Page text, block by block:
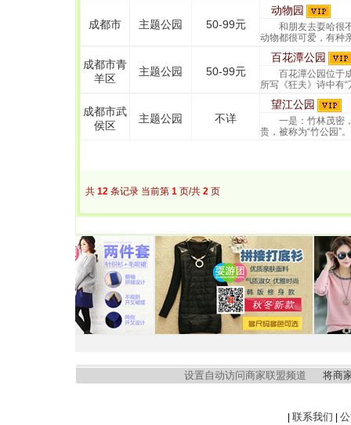
成都市 主题公园 50-99元
动物园
和朋友去耍哈很不
动物都很可爱，有
成都市青
羊区
主题公园 50-99元
百花潭公园
百花潭公园位于成
所写《狂夫》诗中
成都市武
侯区
主题公园 不详
望江公园
一是：竹林茂密，
贵，被称为“竹公园
共 12 条记录 当前第 1 页/共 2 页
设置自动访问商家联盟频道 将商
联系我们